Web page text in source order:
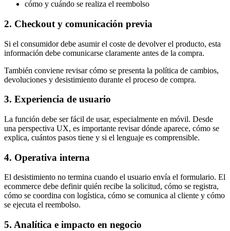
cómo y cuándo se realiza el reembolso
2. Checkout y comunicación previa
Si el consumidor debe asumir el coste de devolver el producto, esta
información debe comunicarse claramente antes de la compra.
También conviene revisar cómo se presenta la política de cambios,
devoluciones y desistimiento durante el proceso de compra.
3. Experiencia de usuario
La función debe ser fácil de usar, especialmente en móvil. Desde
una perspectiva UX, es importante revisar dónde aparece, cómo se
explica, cuántos pasos tiene y si el lenguaje es comprensible.
4. Operativa interna
El desistimiento no termina cuando el usuario envía el formulario. El
ecommerce debe definir quién recibe la solicitud, cómo se registra,
cómo se coordina con logística, cómo se comunica al cliente y cómo
se ejecuta el reembolso.
5. Analítica e impacto en negocio